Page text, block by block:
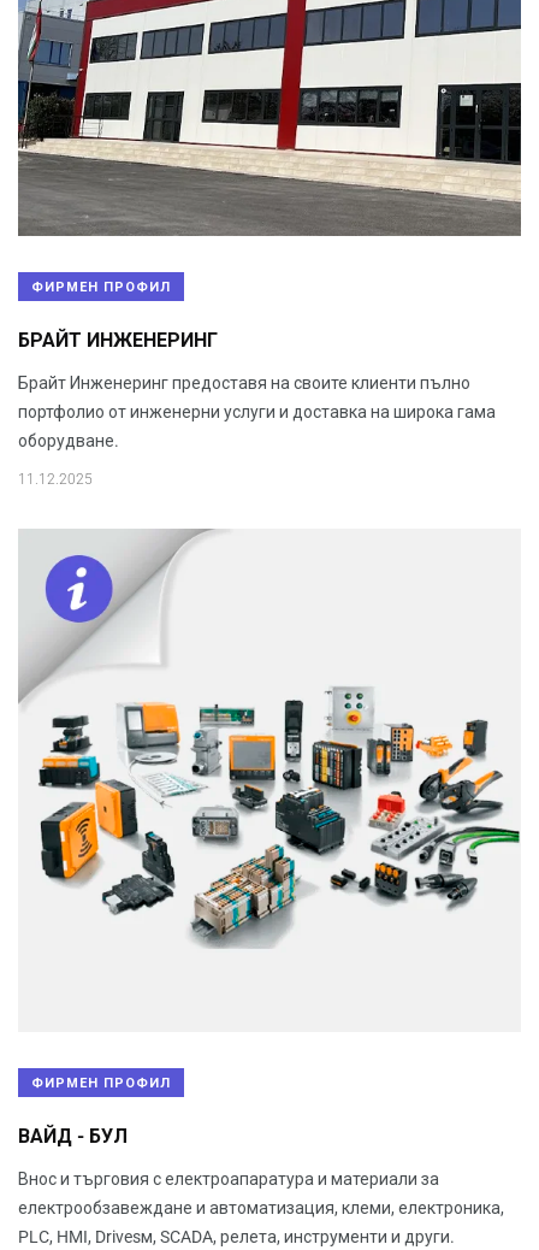
ФИРМЕН ПРОФИЛ
БРАЙТ ИНЖЕНЕРИНГ
Брайт Инженеринг предоставя на своите клиенти пълно
портфолио от инженерни услуги и доставка на широка гама
оборудване.
11.12.2025
ФИРМЕН ПРОФИЛ
ВАЙД - БУЛ
Внос и търговия с електроапаратура и материали за
електрообзавеждане и автоматизация, клеми, електроника,
PLC, HMI, Drivesм, SCADA, релета, инструменти и други.